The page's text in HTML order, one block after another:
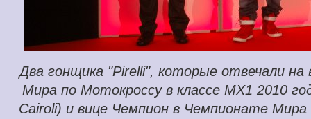
Два гонщика "Pirelli", которые отвечали
Мира по Мотокроссу в классе MX1 2010
Cairoli) и вице Чемпион в Чемпионате Мира